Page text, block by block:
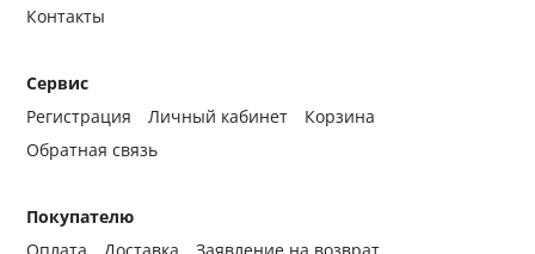
Контакты
Сервис
Регистрация
Личный кабинет
Корзина
Обратная связь
Покупателю